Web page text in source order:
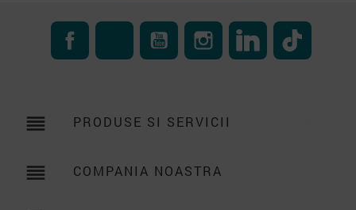
FacebookRSS YouTube InstagramLinkedIn
reorder PRODUSE SI SERVICII
reorder COMPANIA NOASTRA